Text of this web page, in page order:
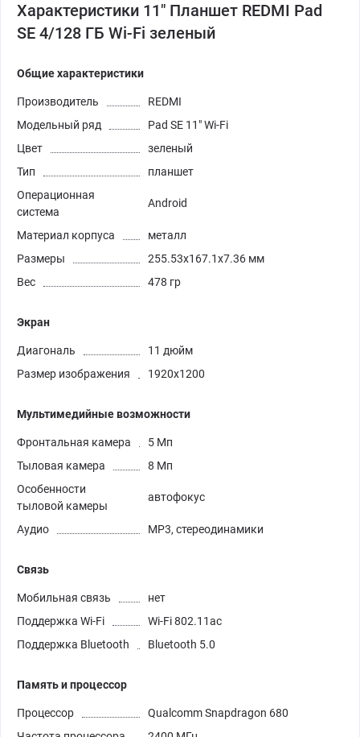
Характеристики 11" Планшет REDMI Pad
SE 4/128 ГБ Wi-Fi зеленый
Общие характеристики
Производитель
REDMI
Модельный ряд
Pad SE 11" Wi-Fi
Цвет
зеленый
Тип
планшет
Операционная
система
Android
Материал корпуса
металл
Размеры
255.53x167.1x7.36 мм
Вес
478 гр
Экран
Диагональ
11 дюйм
Размер изображения
1920x1200
Мультимедийные возможности
Фронтальная камера
5 Мп
Тыловая камера
8 Мп
Особенности
тыловой камеры
автофокус
Аудио MP3, стереодинамики
Связь
Мобильная связь
нет
Поддержка Wi-Fi
Wi-Fi 802.11ac
Поддержка Bluetooth
Bluetooth 5.0
Память и процессор
Процессор
Qualcomm Snapdragon 680